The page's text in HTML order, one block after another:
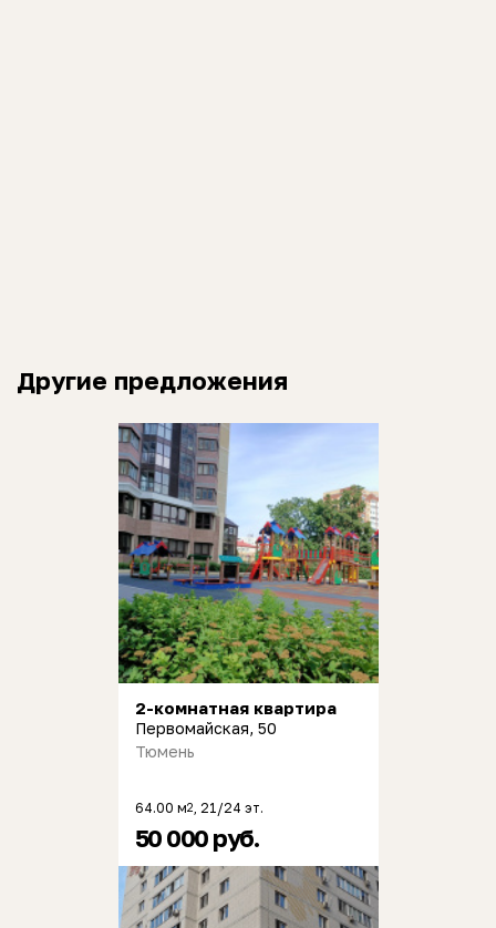
Другие предложения
2-комнатная квартира
Первомайская, 50
Тюмень
64.00 м2 , 21/24 эт.
50 000 руб.